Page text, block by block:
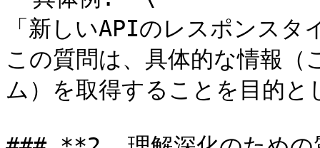
「新しいAPIのレスポンス
この質問は、具体的な情報
ム）を取得することを目的と